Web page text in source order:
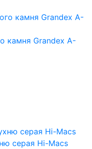
камня Grandex A-
серая Hi-Macs